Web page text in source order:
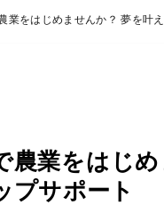
業をはじめませんか？ 夢を叶
農業をはじ
プサポート